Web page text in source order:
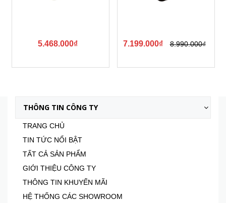
7.199.000₫ 8.990.000₫ 2.252.000₫ 2.780.000₫
Xem tất cả
THÔNG TIN CÔNG TY
TRANG CHỦ
TIN TỨC NỔI BẬT
TẤT CẢ SẢN PHẨM
GIỚI THIỆU CÔNG TY
THÔNG TIN KHUYẾN MÃI
HỆ THỐNG CÁC SHOWROOM